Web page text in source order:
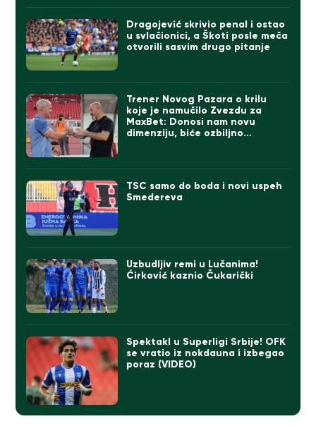
Dragojević skrivio penal i ostao
u svlačionici, a Škoti posle meča
otvorili sasvim drugo pitanje
Trener Novog Pazara o krilu
koje je namučilo Zvezdu za
MaxBet: Donosi nam novu
dimenziju, biće ozbiljno
TSC samo do boda i novi uspeh
Smedereva
Uzbudljiv remi u Lučanima!
Ćirković kaznio Čukarički
Spektakl u Superligi Srbije! OFK
se vratio iz nokdauna i izbegao
poraz (VIDEO)